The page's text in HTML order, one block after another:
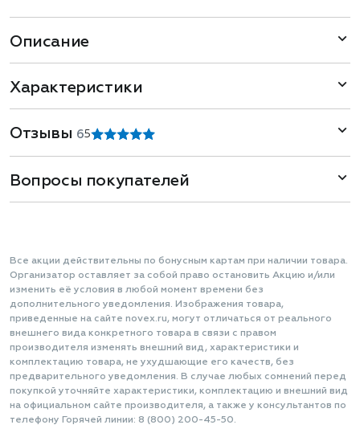
Описание
Характеристики
Отзывы 65
Вопросы покупателей
Все акции действительны по бонусным картам при наличии товара.
Организатор оставляет за собой право остановить Акцию и/или
изменить её условия в любой момент времени без
дополнительного уведомления. Изображения товара,
приведенные на сайте novex.ru, могут отличаться от реального
внешнего вида конкретного товара в связи с правом
производителя изменять внешний вид, характеристики и
комплектацию товара, не ухудшающие его качеств, без
предварительного уведомления. В случае любых сомнений перед
покупкой уточняйте характеристики, комплектацию и внешний вид
на официальном сайте производителя, а также у консультантов по
телефону Горячей линии: 8 (800) 200-45-50.